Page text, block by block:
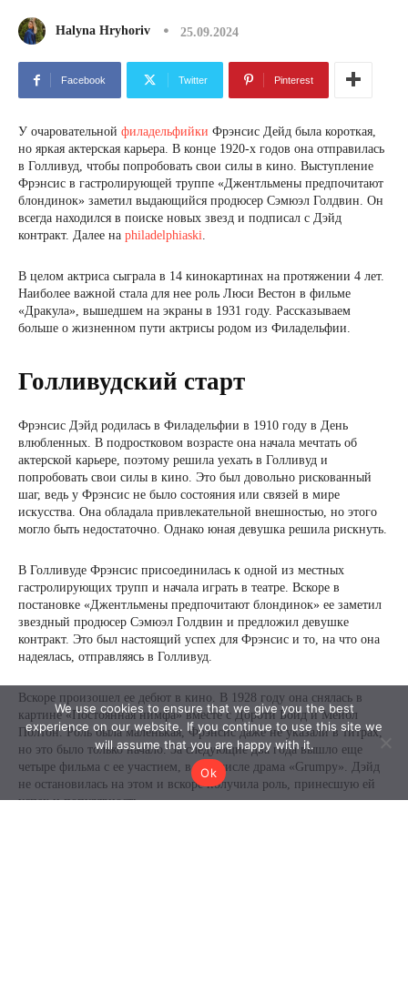
We use cookies to ensure that we give you the best
experience on our website. If you continue to use this site we
will assume that you are happy with it.
Ok